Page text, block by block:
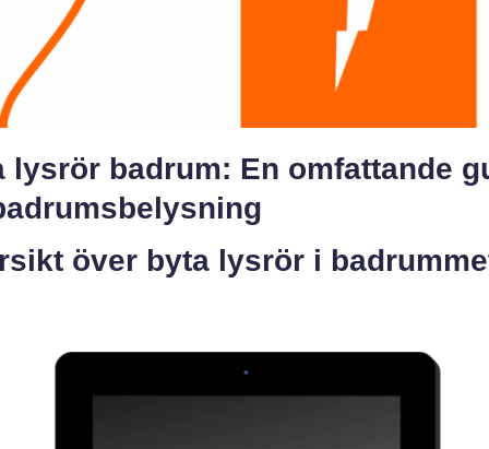
lysrör badrum: En omfattande
över byta lysrör i